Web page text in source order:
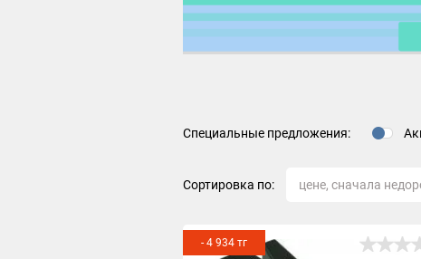
Специальные предложения:
Сортировка по:
- 4 934 тг